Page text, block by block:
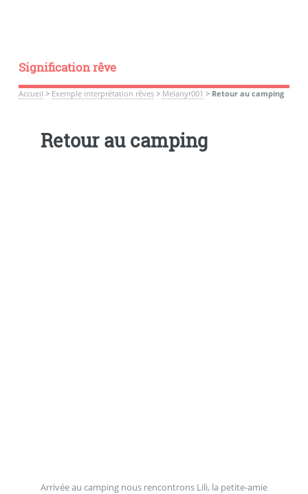
Signification rêve
Accueil > Exemple interprétation rêves> Melanyr001 > Retour au camping
Retour au camping
Arrivée au camping nous rencontrons Lili, la petite-amie